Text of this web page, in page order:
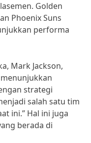
Golden
Phoenix Suns
performa
Mark Jackson,
strategi
salah satu tim
ini.” Hal ini juga
berada di